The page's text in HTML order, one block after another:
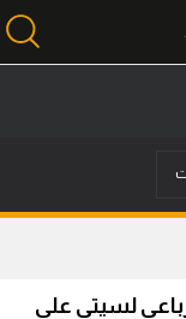
لسيتي على